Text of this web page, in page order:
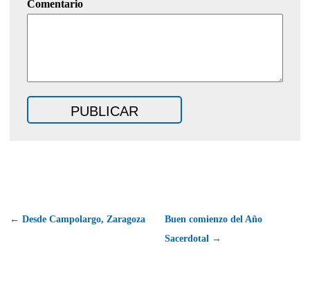
Comentario
← Desde Campolargo, Zaragoza
Buen comienzo del Año
Sacerdotal →